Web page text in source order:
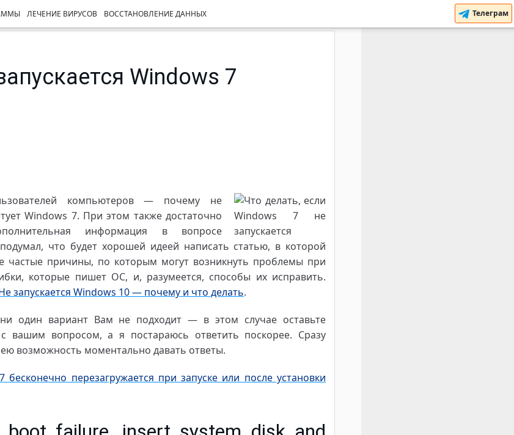
ЛЕЧЕНИЕ ВИРУСОВ ВОССТАНОВЛЕНИЕ ДАННЫХ Телеграм
Windows 7
компьютеров — почему не
Windows 7. При этом также достаточно
информация в вопросе
подумал, что будет хорошей идеей написать статью, в которой
частые причины, по которым могут возникнуть проблемы при
которые пишет ОС, и, разумеется, способы их исправить.
запускается Windows 10 — почему и что делать.
один вариант Вам не подходит — в этом случае оставьте
вашим вопросом, а я постараюсь ответить поскорее. Сразу
возможность моментально давать ответы.
бесконечно перезагружается при запуске или после установки